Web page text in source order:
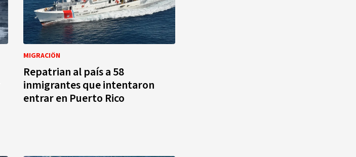
MIGRACIÖN
Repatrian al país a 58
inmigrantes que intentaron
entrar en Puerto Rico